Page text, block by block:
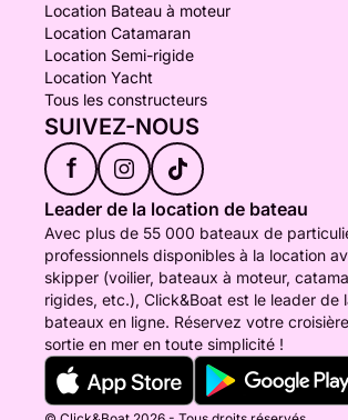
Location Bateau à moteur
Location Catamaran
Location Semi-rigide
Location Yacht
Tous les constructeurs
SUIVEZ-NOUS
f
Leader de la location de bateau
Avec plus de 55 000 bateaux de
professionnels disponibles à la location
skipper (voilier, bateaux à moteur,
rigides, etc.), Click&Boat est le leader de
bateaux en ligne. Réservez votre
sortie en mer en toute simplicité !